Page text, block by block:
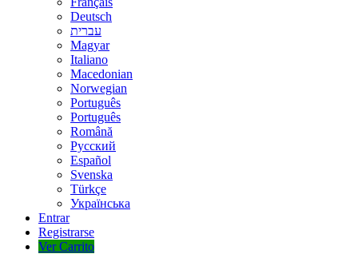
Deutsch
עברית
Magyar
Italiano
Macedonian
Norwegian
Português
Português
Română
Русский
Español
Svenska
Türkçe
Українська
Entrar
Registrarse
Ver Carrito